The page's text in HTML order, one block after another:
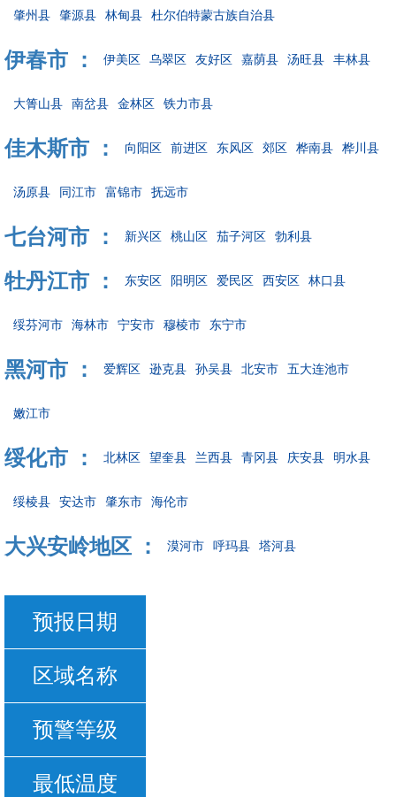
肇州县 肇源县 林甸县 杜尔伯特蒙古族自治县
伊春市 ： 伊美区 乌翠区 友好区 嘉荫县 汤旺县 丰林县
大箐山县 南岔县 金林区 铁力市县
佳木斯市 ： 向阳区 前进区 东风区 郊区 桦南县 桦川县
汤原县 同江市 富锦市 抚远市
七台河市 ： 新兴区 桃山区 茄子河区 勃利县
牡丹江市 ： 东安区 阳明区 爱民区 西安区 林口县
绥芬河市 海林市 宁安市 穆棱市 东宁市
黑河市 ： 爱辉区 逊克县 孙吴县 北安市 五大连池市
嫩江市
绥化市 ： 北林区 望奎县 兰西县 青冈县 庆安县 明水县
绥棱县 安达市 肇东市 海伦市
大兴安岭地区 ： 漠河市 呼玛县 塔河县
预报日期
区域名称
预警等级
最低温度